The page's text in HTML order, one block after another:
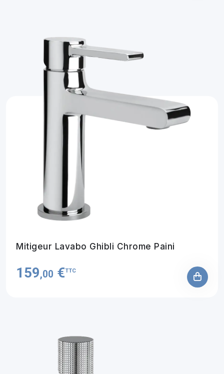
Mitigeur Lavabo Ghibli Chrome Paini
159,00 €TTC